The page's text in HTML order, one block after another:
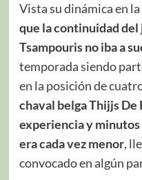
Vista su dinámica en
que la continuidad
Tsampouris no iba a
temporada siendo
en la posición de
chaval belga Thijjs De
experiencia y
era cada vez menor,
convocado en algún